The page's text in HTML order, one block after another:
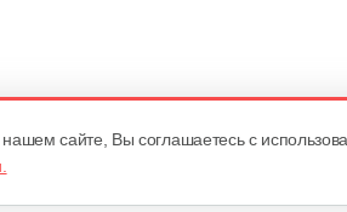
сайте, Вы соглашаетесь с